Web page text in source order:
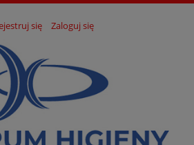
się Zaloguj się